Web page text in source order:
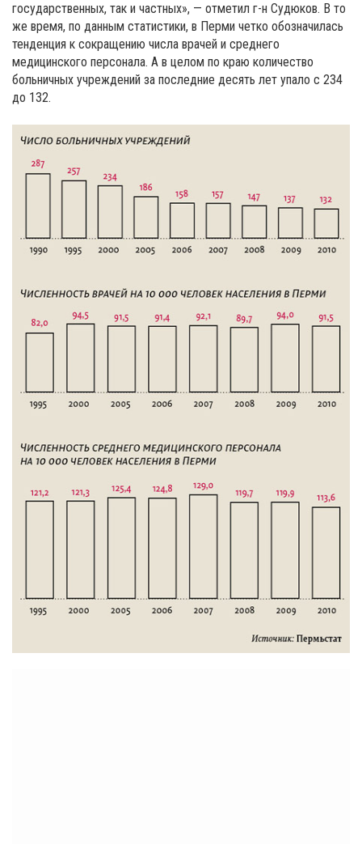
государственных, так и частных», — отметил г-н Судюков. В то
же время, по данным статистики, в Перми четко обозначилась
тенденция к сокращению числа врачей и среднего
медицинского персонала. А в целом по краю количество
больничных учреждений за последние десять лет упало с 234
до 132.